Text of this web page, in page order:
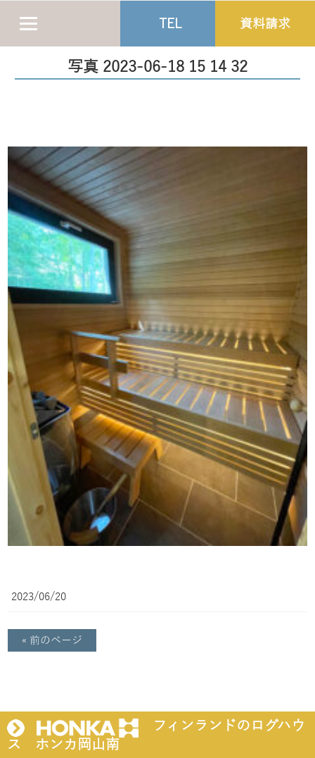
TEL 資料請求
写真 2023-06-18 15 14 32
2023/06/20
« 前のページ
フィンランドのログハウ
ス ホンカ岡山南